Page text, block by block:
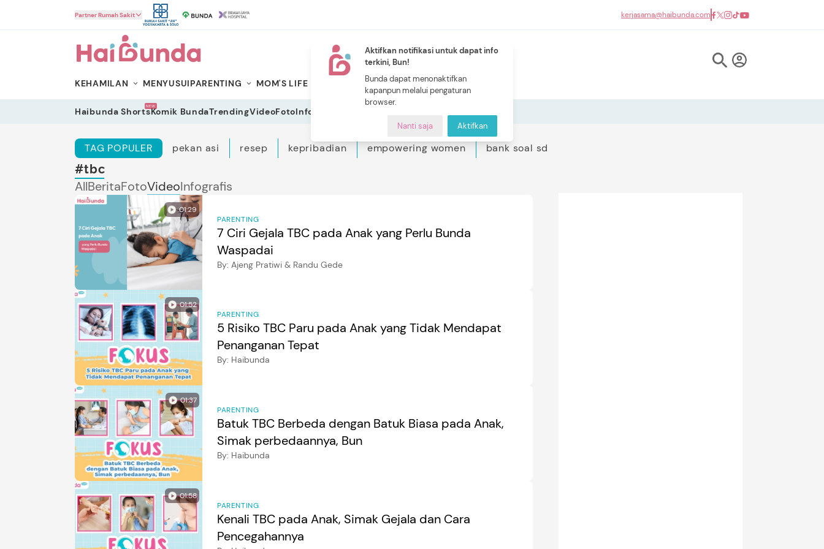
Aktifkan notifikasi untuk dapat info
terkini, Bun!
Bunda dapat menonaktifkan
kapanpun melalui pengaturan
browser.
Nanti saja Aktifkan
Partner Rumah Sakit kerjasama@haibunda.com
KEHAMILAN MENYUSUIPARENTING MOM'S LIFE PILIHAN BUNDA
NEW
CERITA BUNDA
Haibunda ShortsNEWKomik BundaTrendingVideoFotoInfografis
TAG POPULER pekan asi resep kepribadian empowering women bank soal sd
#tbc
AllBeritaFotoVideoInfografis
01:29
PARENTING
7 Ciri Gejala TBC pada Anak yang Perlu Bunda
Waspadai
By: Ajeng Pratiwi & Randu Gede
01:52
PARENTING
5 Risiko TBC Paru pada Anak yang Tidak Mendapat
Penanganan Tepat
By: Haibunda
01:37
PARENTING
Batuk TBC Berbeda dengan Batuk Biasa pada Anak,
Simak perbedaannya, Bun
By: Haibunda
01:58
PARENTING
Kenali TBC pada Anak, Simak Gejala dan Cara
Pencegahannya